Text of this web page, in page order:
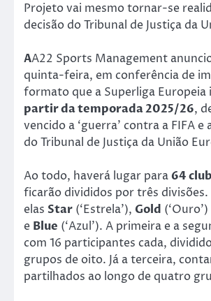
Projeto vai mesmo tornar-se
decisão do Tribunal de Justiça da
AA22 Sports Management
quinta-feira, em conferência de
formato que a Superliga Europeia
partir da temporada 2025/26,
vencido a ‘guerra’ contra a FIFA e
do Tribunal de Justiça da União
Ao todo, haverá lugar para64
ficarão divididos por três divisões.
elas Star (‘Estrela’), Gold (‘Ouro’)
e Blue (‘Azul’). A primeira e a
com 16 participantes cada,
grupos de oito. Já a terceira,
partilhados ao longo de quatro